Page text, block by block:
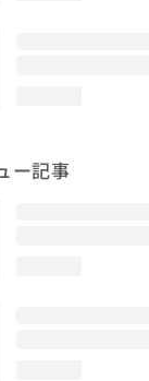
ー記事